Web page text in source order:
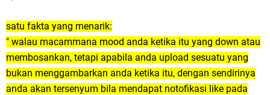
satu fakta yang menarik:
" walau macammana mood anda ketika itu yang down atau
membosankan, tetapi apabila anda upload sesuatu yang
bukan menggambarkan anda ketika itu, dengan sendirinya
anda akan tersenyum bila mendapat notofikasi like pada